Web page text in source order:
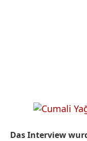
Das Interview